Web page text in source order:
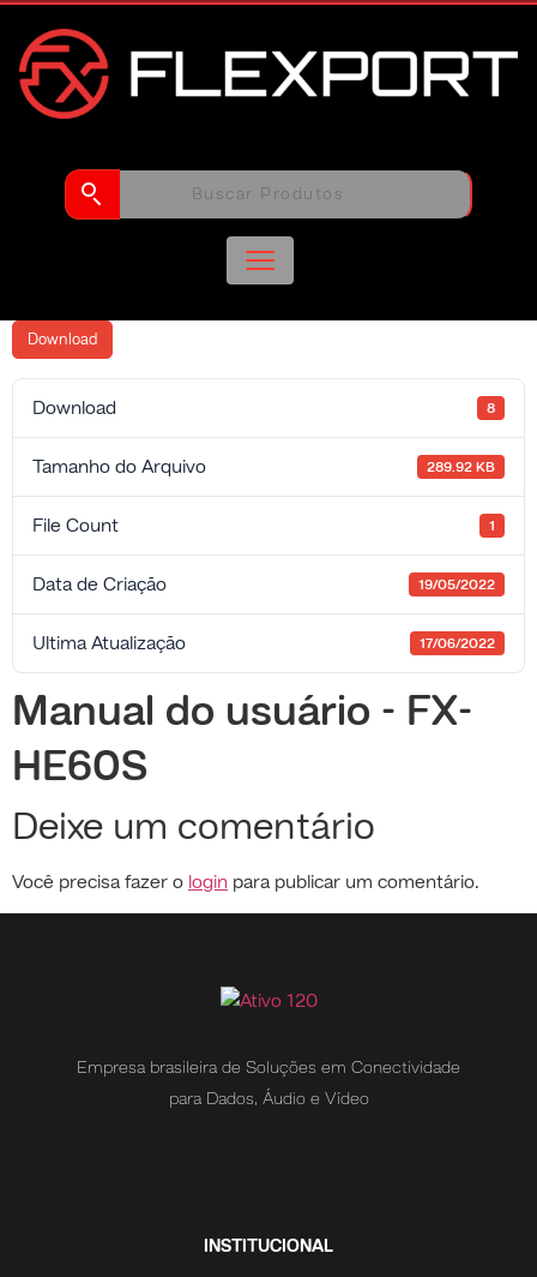
Download
Download 8
Tamanho do Arquivo 289.92 KB
File Count 1
Data de Criação 19/05/2022
Ultima Atualização 17/06/2022
Manual do usuário - FX-
HE60S
Deixe um comentário
Você precisa fazer o login para publicar um comentário.
Empresa brasileira de Soluções em Conectividade
para Dados, Áudio e Vídeo
INSTITUCIONAL